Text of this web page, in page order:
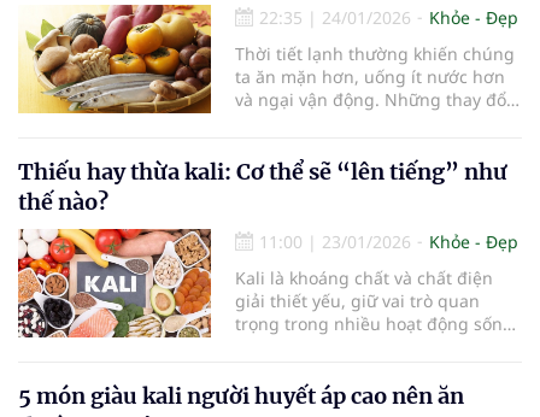
dụng.22:35 | 24/01/2026
Khỏe - Đẹp
Thời tiết lạnh thường khiến chúng
ta ăn mặn hơn, uống ít nước hơn
và ngại vận động. Những thay đổi
khỏe, đặc biệt là chức năng của
thận. Để bảo vệ thận trong mùa
mạnh là điều vô cùng quan trọng.
Thiếu hay thừa kali: Cơ thể sẽ “lên tiếng” như
thế nào?
11:00 | 23/01/2026
Khỏe - Đẹp
Kali là khoáng chất và chất điện
giải thiết yếu, giữ vai trò quan
trọng trong nhiều hoạt động sống
khi thừa kali lại tiềm ẩn nguy cơ rối
5 món giàu kali người huyết áp cao nên ăn